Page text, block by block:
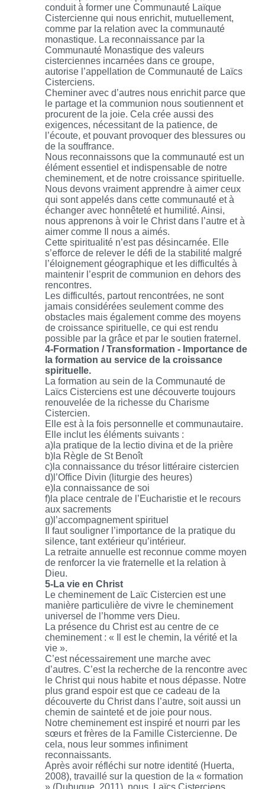
conduit à former une Communauté Laïque
Cistercienne qui nous enrichit, mutuellement,
comme par la relation avec la communauté
monastique. La reconnaissance par la
Communauté Monastique des valeurs
cisterciennes incarnées dans ce groupe,
autorise l’appellation de Communauté de Laïcs
Cisterciens.
Cheminer avec d’autres nous enrichit parce que
le partage et la communion nous soutiennent et
procurent de la joie. Cela crée aussi des
exigences, nécessitant de la patience, de
l’écoute, et pouvant provoquer des blessures ou
de la souffrance.
Nous reconnaissons que la communauté est un
élément essentiel et indispensable de notre
cheminement, et de notre croissance spirituelle.
Nous devons vraiment apprendre à aimer ceux
qui sont appelés dans cette communauté et à
échanger avec honnêteté et humilité. Ainsi,
nous apprenons à voir le Christ dans l’autre et à
aimer comme Il nous a aimés.
Cette spiritualité n’est pas désincarnée. Elle
s’efforce de relever le défi de la stabilité malgré
l’éloignement géographique et les difficultés à
maintenir l’esprit de communion en dehors des
rencontres.
Les difficultés, partout rencontrées, ne sont
jamais considérées seulement comme des
obstacles mais également comme des moyens
de croissance spirituelle, ce qui est rendu
possible par la grâce et par le soutien fraternel.
4-Formation / Transformation - Importance de
la formation au service de la croissance
spirituelle.
La formation au sein de la Communauté de
Laïcs Cisterciens est une découverte toujours
renouvelée de la richesse du Charisme
Cistercien.
Elle est à la fois personnelle et communautaire.
Elle inclut les éléments suivants :
a)la pratique de la lectio divina et de la prière
b)la Règle de St Benoît
c)la connaissance du trésor littéraire cistercien
d)l’Office Divin (liturgie des heures)
e)la connaissance de soi
f)la place centrale de l’Eucharistie et le recours
aux sacrements
g)l’accompagnement spirituel
Il faut souligner l’importance de la pratique du
silence, tant extérieur qu’intérieur.
La retraite annuelle est reconnue comme moyen
de renforcer la vie fraternelle et la relation à
Dieu.
5-La vie en Christ
Le cheminement de Laïc Cistercien est une
manière particulière de vivre le cheminement
universel de l’homme vers Dieu.
La présence du Christ est au centre de ce
cheminement : « Il est le chemin, la vérité et la
vie ».
C’est nécessairement une marche avec
d’autres. C’est la recherche de la rencontre avec
le Christ qui nous habite et nous dépasse. Notre
plus grand espoir est que ce cadeau de la
découverte du Christ dans l’autre, soit aussi un
chemin de sainteté et de joie pour nous.
Notre cheminement est inspiré et nourri par les
sœurs et frères de la Famille Cistercienne. De
cela, nous leur sommes infiniment
reconnaissants.
Après avoir réfléchi sur notre identité (Huerta,
2008), travaillé sur la question de la « formation
» (Dubuque, 2011), nous, Laïcs Cisterciens,